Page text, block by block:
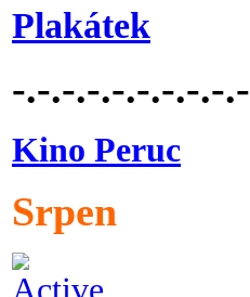
Plakátek
-.-.-.-.-.-.-.-.-.-
Kino Peruc
Srpen